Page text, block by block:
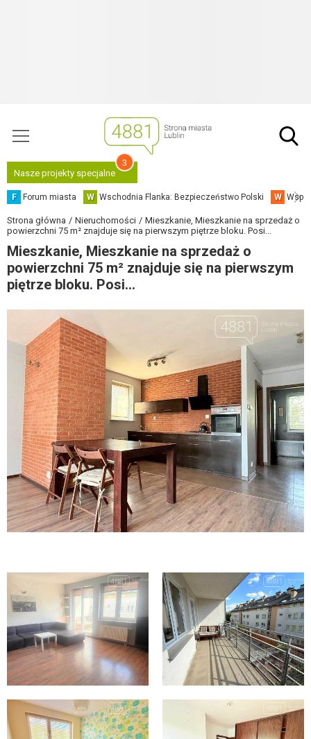
Nasze projekty specjalne
3
F Forum miasta W Wschodnia Flanka: Bezpieczeństwo Polski W
Strona główna Nieruchomości
Mieszkanie, Mieszkanie na sprzedaż o
powierzchni 75 m² znajduje się na pierwszym piętrze bloku. Posi...
Mieszkanie, Mieszkanie na sprzedaż o
powierzchni 75 m² znajduje się na pierwszym
piętrze bloku. Posi...